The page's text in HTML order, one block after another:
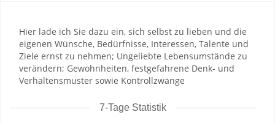
Hier lade ich Sie dazu ein, sich selbst zu lieben und die
eigenen Wünsche, Bedürfnisse, Interessen, Talente und
Ziele ernst zu nehmen; Ungeliebte Lebensumstände zu
verändern; Gewohnheiten, festgefahrene Denk- und
Verhaltensmuster sowie Kontrollzwänge
7-Tage Statistik